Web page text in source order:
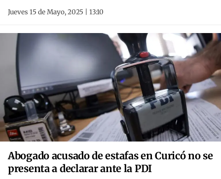
Jueves 15 de Mayo, 2025 | 13:10
Abogado acusado de estafas en Curicó no se
presenta a declarar ante la PDI